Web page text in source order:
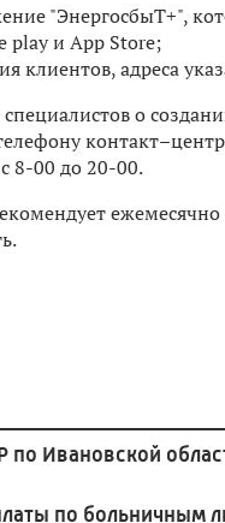
"ЭнергосбыТ+",
play и App Store;
клиентов, адреса
о
8-00 до 20-00.
ежемесячно
по Ивановской
по больничным